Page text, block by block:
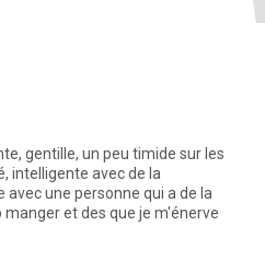
gentille, un peu timide sur les
intelligente avec de la
une personne qui a de la
et des que je m'énerve